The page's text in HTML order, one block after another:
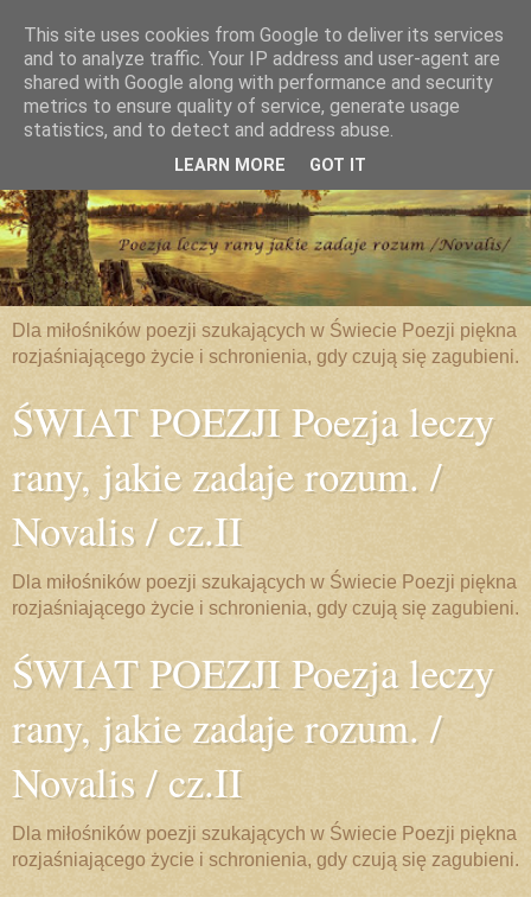
Dla miłośników poezji szukających w Świecie Poezji piękna
rozjaśniającego życie i schronienia, gdy czują się zagubieni.
ŚWIAT POEZJI Poezja leczy
rany, jakie zadaje rozum. /
Novalis / cz.II
Dla miłośników poezji szukających w Świecie Poezji piękna
rozjaśniającego życie i schronienia, gdy czują się zagubieni.
ŚWIAT POEZJI Poezja leczy
rany, jakie zadaje rozum. /
Novalis / cz.II
Dla miłośników poezji szukających w Świecie Poezji piękna
rozjaśniającego życie i schronienia, gdy czują się zagubieni.
This site uses cookies from Google to deliver its services
and to analyze traffic. Your IP address and user-agent are
shared with Google along with performance and security
metrics to ensure quality of service, generate usage
statistics, and to detect and address abuse.
LEARN MORE GOT IT